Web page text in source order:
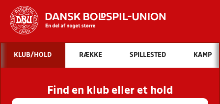
Hvad vil du søge efter?
INDHOLD OG NYHEDER
STILLINGER, RESULTATER, KLUBBER OG
HOLD
KLUB/HOLD RÆKKE SPILLESTED KAMP
Find en klub eller et hold